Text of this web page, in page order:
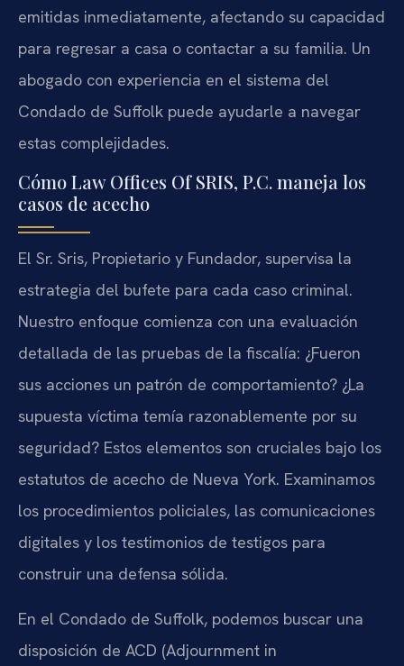
emitidas inmediatamente, afectando su capacidad
para regresar a casa o contactar a su familia. Un
abogado con experiencia en el sistema del
Condado de Suffolk puede ayudarle a navegar
estas complejidades.
Cómo Law Offices Of SRIS, P.C. maneja los
casos de acecho
El Sr. Sris, Propietario y Fundador, supervisa la
estrategia del bufete para cada caso criminal.
Nuestro enfoque comienza con una evaluación
detallada de las pruebas de la fiscalía: ¿Fueron
sus acciones un patrón de comportamiento? ¿La
supuesta víctima temía razonablemente por su
seguridad? Estos elementos son cruciales bajo los
estatutos de acecho de Nueva York. Examinamos
los procedimientos policiales, las comunicaciones
digitales y los testimonios de testigos para
construir una defensa sólida.
En el Condado de Suffolk, podemos buscar una
disposición de ACD (Adjournment in